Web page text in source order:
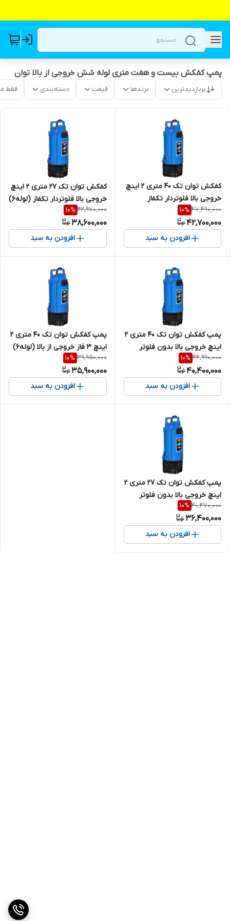
پمپ کفکش بیست و هفت متری لوله شش خروجی از بالا توان
پربازدیدترین برندها قیمت دسته‌بندی فقط
کفکش توان تک ۴۰ متری ۲ اینچ
خروجی بالا فلوتردار تکفاز
ایرانی 2/2 اسب تک فاز
47,490,000
10%
42,700,000
افزودن به سبد
کفکش توان تک ۲۷ متری ۲ اینچ
خروجی بالا فلوتردار تکفاز (لوله6)
اسب تک فاز
42,970,000
10%
38,600,000
افزودن به سبد
پمپ کفکش توان تک ۴۰ متری ۲
اینچ خروجی بالا بدون فلوتر
کش ایرانی 2/2 اسب تک فاز
44,990,000
10%
40,400,000
افزودن به سبد
پمپ کفکش توان تک ۴۰ متری ۲
اینچ ۳ فاز خروجی از بالا (لوله6)
TPT40.6.3PH | کف کش ایرانی
2/2 اسب سه فاز
39,950,000
10%
35,900,000
افزودن به سبد
پمپ کفکش توان تک ۲۷ متری ۲
اینچ خروجی بالا بدون فلوتر
کش ایرانی 1/5 اسب تک فاز
40,470,000
10%
36,400,000
افزودن به سبد